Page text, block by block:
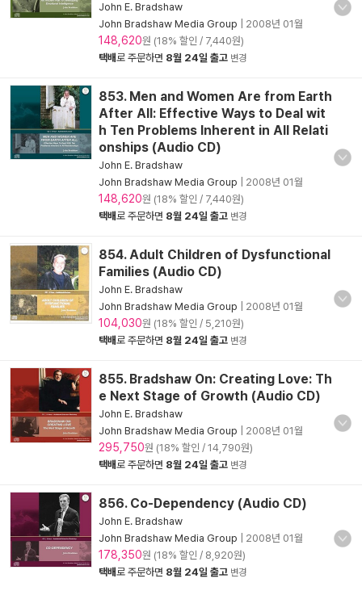
John E. Bradshaw
John Bradshaw Media Group
2008년 01월
148,620원 (18% 할인 / 7,440원)
택배로 주문하면 8월 24일 출고 변경
853. Men and Women Are from Earth
After All: Effective Ways to Deal wit
h Ten Problems Inherent in All Relati
onships (Audio CD)
John E. Bradshaw
John Bradshaw Media Group
2008년 01월
148,620원 (18% 할인 / 7,440원)
택배로 주문하면 8월 24일 출고 변경
854. Adult Children of Dysfunctional
Families (Audio CD)
John E. Bradshaw
John Bradshaw Media Group
2008년 01월
104,030원 (18% 할인 / 5,210원)
택배로 주문하면 8월 24일 출고 변경
855. Bradshaw On: Creating Love: Th
e Next Stage of Growth (Audio CD)
John E. Bradshaw
John Bradshaw Media Group
2008년 01월
295,750원 (18% 할인 / 14,790원)
택배로 주문하면 8월 24일 출고 변경
856. Co-Dependency (Audio CD)
John E. Bradshaw
John Bradshaw Media Group
2008년 01월
178,350원 (18% 할인 / 8,920원)
택배로 주문하면 8월 24일 출고 변경